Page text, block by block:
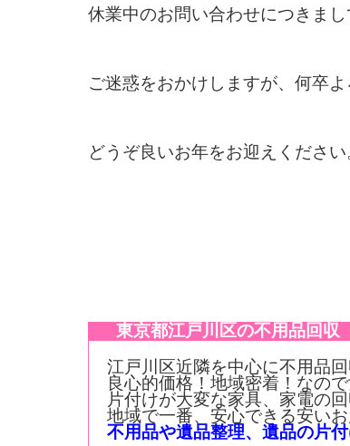
休業中のお問い合わせにつきま
ご迷惑をおかけしますが、何卒
どうぞ良いお年をお迎えください
東京都江戸川区の不用品回収
江戸川区近隣を中心に不用品
良心的価格！地域密着！なの
片付けが大変な家具、家電の回
地域で一番、安心できる安いお
不用品や遺品整理、遺品の片